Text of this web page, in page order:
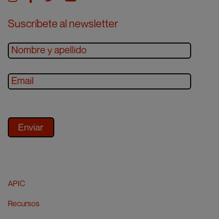
Suscríbete al newsletter
APIC
Recursos